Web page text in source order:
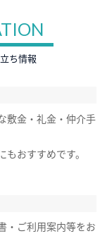
ち情報
敷金・礼金・仲介手
おすすめです。
・ご利用案内等をお